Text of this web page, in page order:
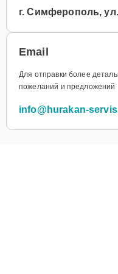
г. Симферополь,
Email
Для отправки более
пожеланий и предложений
info@hurakan-